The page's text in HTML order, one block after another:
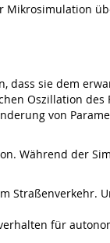
Mikrosimulation
dass sie dem
Oszillation des
von
Während der
Straßenverkehr.
für